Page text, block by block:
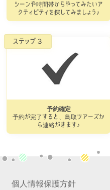
シーンや時間帯からやってみたいア
クティビティを探してみましょう♪
予約確定
予約が完了すると、鳥取ツアーズか
ら連絡がきます♪
個人情報保護方針